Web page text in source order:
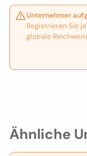
Ähnliche
Unternehmer
Registrieren Sie
globale